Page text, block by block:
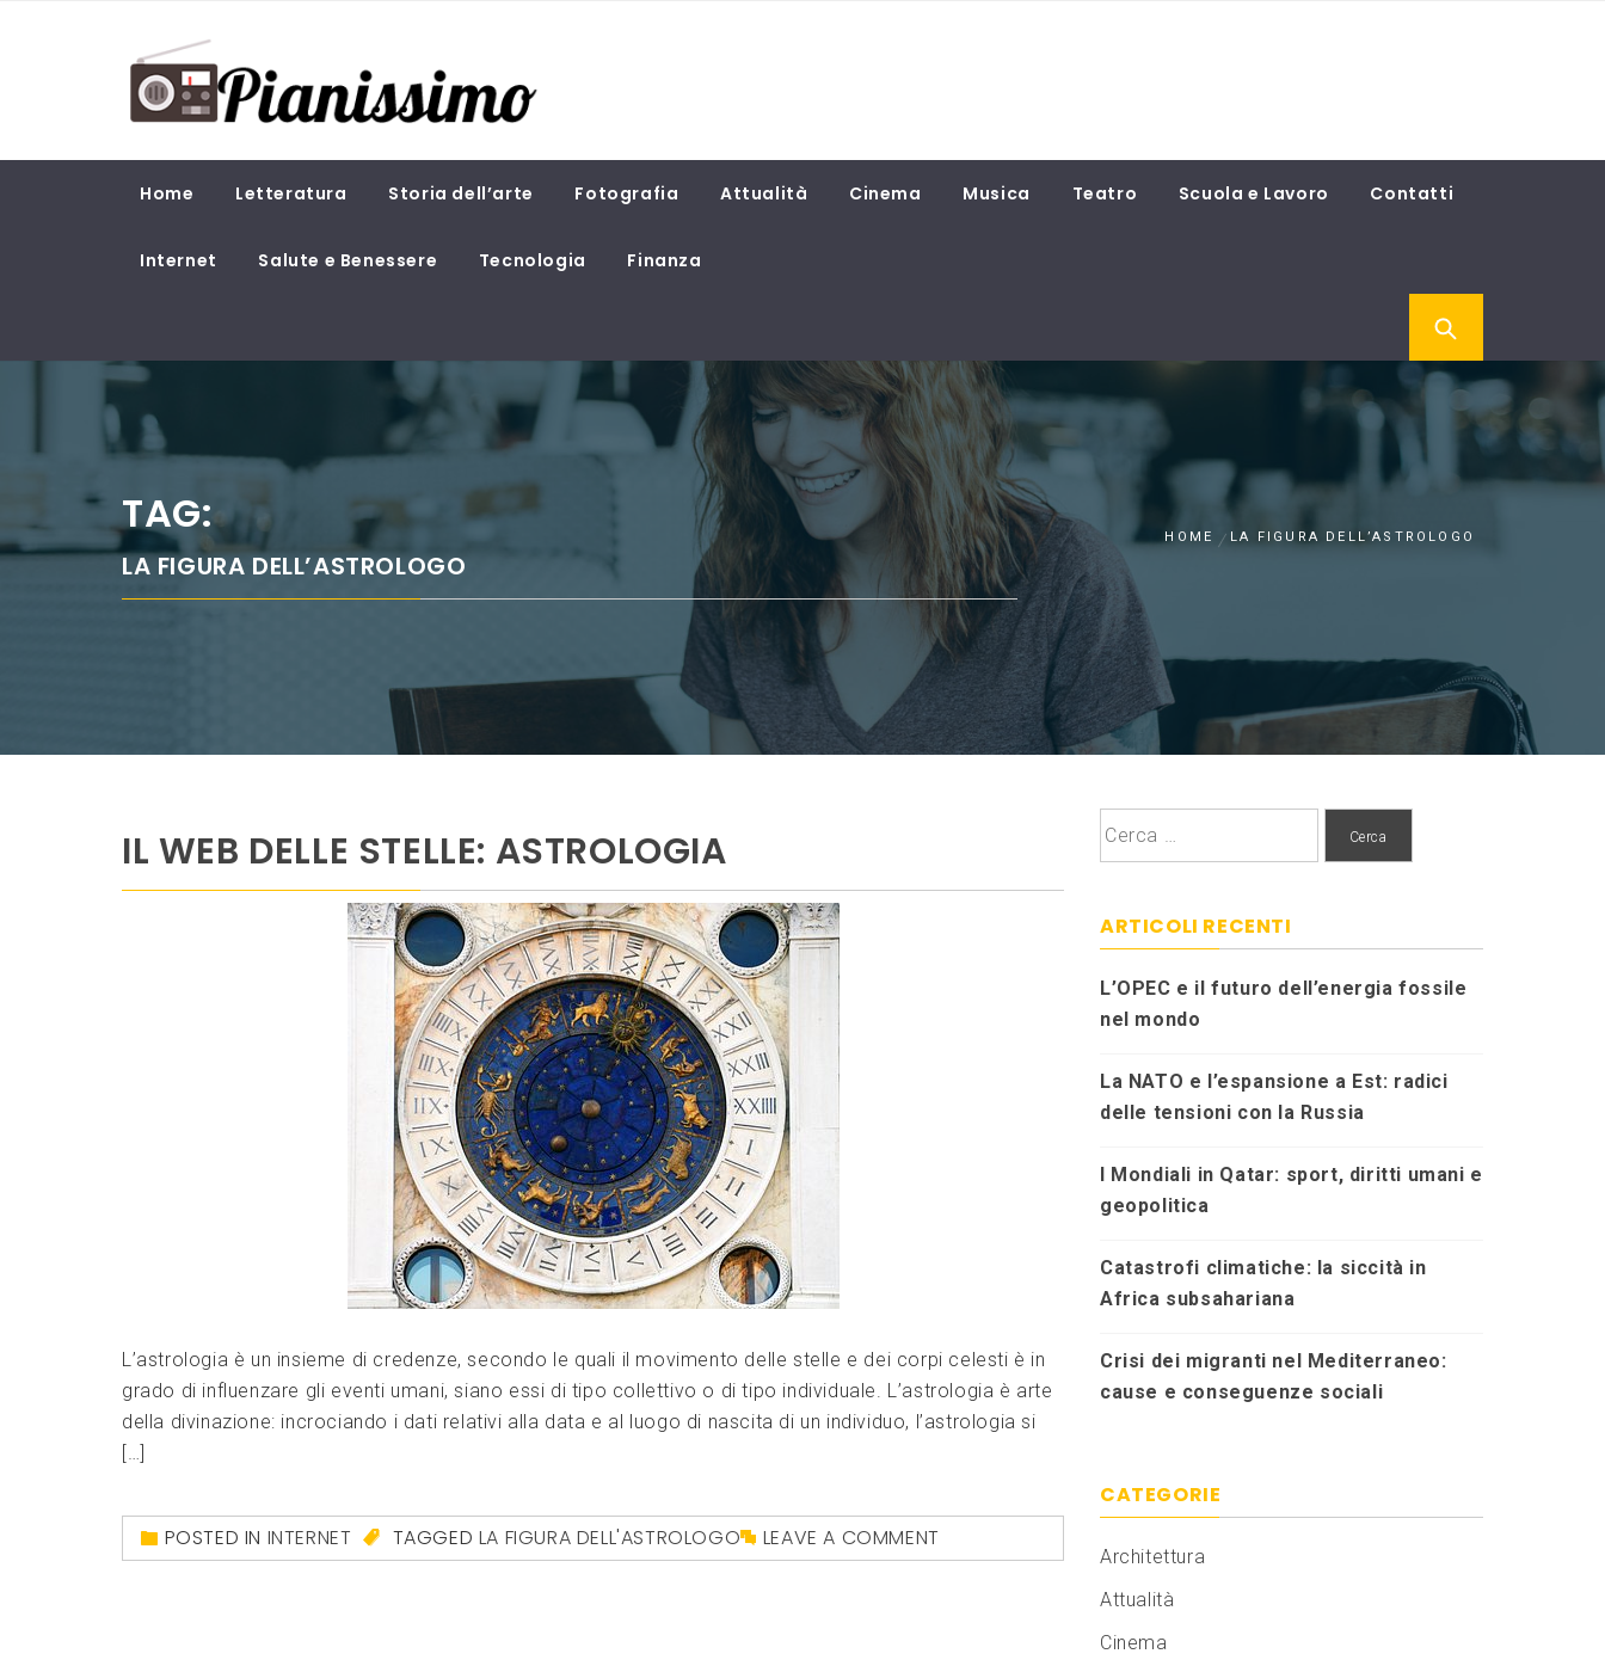
PIANISSIMO
Home Letteratura Storia dell’arte Fotografia Attualità Cinema Musica Teatro Scuola e Lavoro Contatti
Internet Salute e Benessere Tecnologia Finanza
TAG:
LA FIGURA DELL’ASTROLOGO
HOME LA FIGURA DELL’ASTROLOGO
IL WEB DELLE STELLE: ASTROLOGIA
L’astrologia è un insieme di credenze, secondo le quali il movimento delle stelle e dei corpi celesti è in
grado di influenzare gli eventi umani, siano essi di tipo collettivo o di tipo individuale. L’astrologia è arte
della divinazione: incrociando i dati relativi alla data e al luogo di nascita di un individuo, l’astrologia si
[…]
POSTED IN INTERNET TAGGED LA FIGURA DELL'ASTROLOGO LEAVE A COMMENT
Ricerca
ARTICOLI RECENTI
L’OPEC e il futuro dell’energia fossile
nel mondo
La NATO e l’espansione a Est: radici
delle tensioni con la Russia
I Mondiali in Qatar: sport, diritti umani e
geopolitica
Catastrofi climatiche: la siccità in
Africa subsahariana
Crisi dei migranti nel Mediterraneo:
cause e conseguenze sociali
CATEGORIE
Architettura
Attualità
Cinema